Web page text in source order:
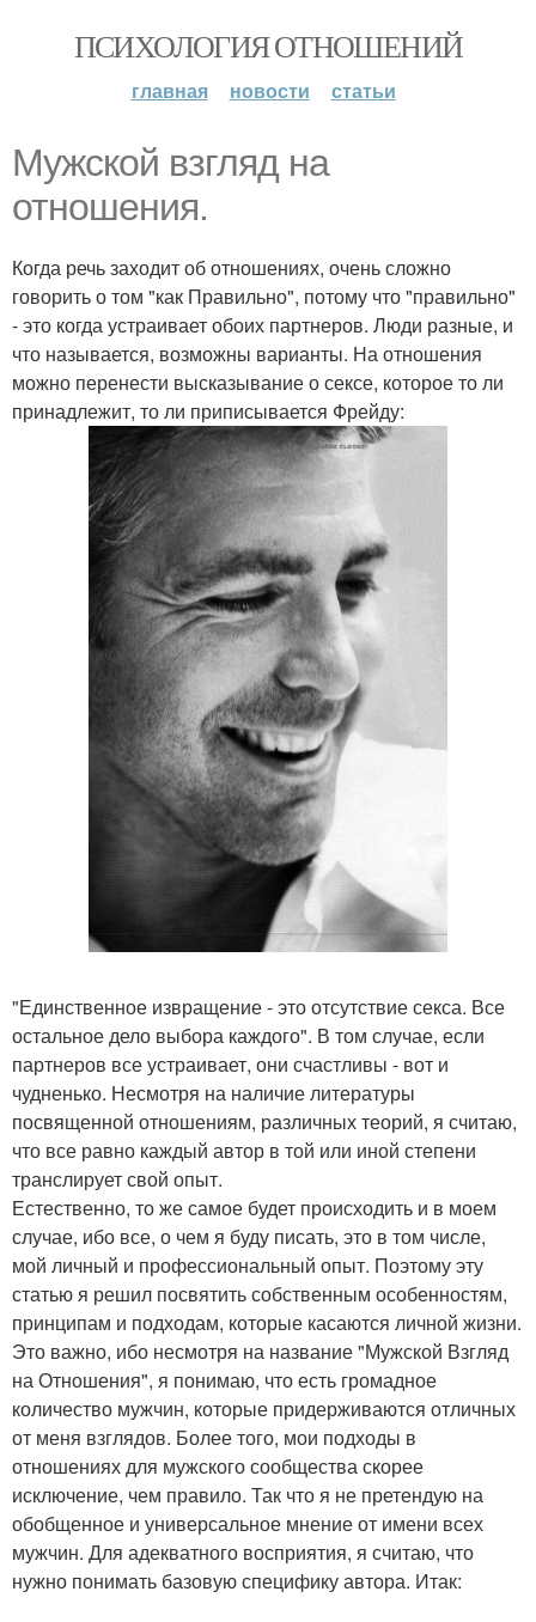
ПСИХОЛОГИЯ ОТНОШЕНИЙ
главная новости статьи
Мужской взгляд на
отношения.
Когда речь заходит об отношениях, очень сложно
говорить о том "как Правильно", потому что "правильно"
- это когда устраивает обоих партнеров. Люди разные, и
что называется, возможны варианты. На отношения
можно перенести высказывание о сексе, которое то ли
принадлежит, то ли приписывается Фрейду:
"Единственное извращение - это отсутствие секса. Все
остальное дело выбора каждого". В том случае, если
партнеров все устраивает, они счастливы - вот и
чудненько. Несмотря на наличие литературы
посвященной отношениям, различных теорий, я считаю,
что все равно каждый автор в той или иной степени
транслирует свой опыт.
Естественно, то же самое будет происходить и в моем
случае, ибо все, о чем я буду писать, это в том числе,
мой личный и профессиональный опыт. Поэтому эту
статью я решил посвятить собственным особенностям,
принципам и подходам, которые касаются личной жизни.
Это важно, ибо несмотря на название "Мужской Взгляд
на Отношения", я понимаю, что есть громадное
количество мужчин, которые придерживаются отличных
от меня взглядов. Более того, мои подходы в
отношениях для мужского сообщества скорее
исключение, чем правило. Так что я не претендую на
обобщенное и универсальное мнение от имени всех
мужчин. Для адекватного восприятия, я считаю, что
нужно понимать базовую специфику автора. Итак: